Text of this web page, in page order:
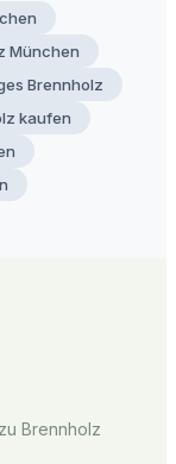
München
Brennholz
kaufen
Brennholz